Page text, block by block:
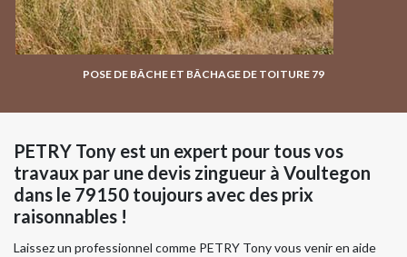
POSE DE BÂCHE ET BÂCHAGE DE TOITURE 79
PETRY Tony est un expert pour tous vos
travaux par une devis zingueur à Voultegon
dans le 79150 toujours avec des prix
raisonnables !
Laissez un professionnel comme PETRY Tony vous venir en aide